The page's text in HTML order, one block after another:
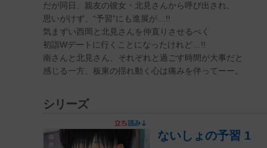
だが同日、親友の彼女・北見さんから呼び出され、
思いがけず、“予習”にも進展が…!!
気まずい西岡と北見さんを仲直りさせるべく
初詣Wデートに行くことになったけれど…!!
南さんと北見さん、それぞれと過ごす時間が大事だと
感じる一方、板東の揺れ動く心は痛みを伴ってーー。
シリーズ
ないしょの予習 1